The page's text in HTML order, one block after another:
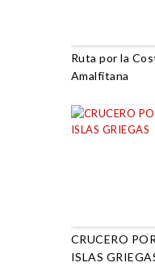
Ruta por la
Amalfitana
CRUCERO
ISLAS